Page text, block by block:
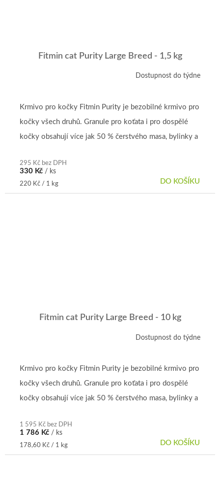
Fitmin cat Purity Large Breed - 1,5 kg
Dostupnost do týdne
295 Kč bez DPH
330 Kč / ks
Měrná
cena:
220 Kč / 1 kg DO KOŠÍKU
Krmivo pro kočky Fitmin Purity je bezobilné krmivo pro
kočky všech druhů. Granule pro koťata i pro dospělé
kočky obsahují více jak 50 % čerstvého masa, bylinky a
Fitmin cat Purity Large Breed - 10 kg
Dostupnost do týdne
1 595 Kč bez DPH
1 786 Kč / ks
Měrná
cena:
178,60 Kč / 1 kg DO KOŠÍKU
Krmivo pro kočky Fitmin Purity je bezobilné krmivo pro
kočky všech druhů. Granule pro koťata i pro dospělé
kočky obsahují více jak 50 % čerstvého masa, bylinky a